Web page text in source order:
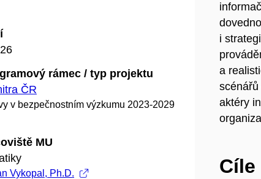
rámec / typ projektu
ČR
v bezpečnostním výzkumu 2023-2029
MU
Vykopal, Ph.D.
i
a
aktéry